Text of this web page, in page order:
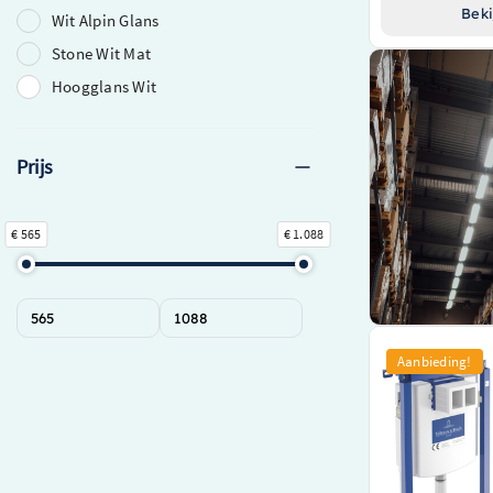
Wit Alpin Glans
Stone Wit Mat
Hoogglans Wit
Prijs
€ 565 € 1.088
Aanbieding!
Villeroy &
zonder
&
92242700 /